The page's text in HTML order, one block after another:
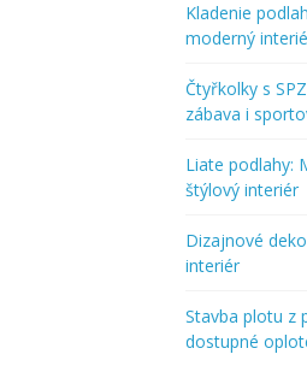
Kladenie
moderný
Čtyřkolky s
zábava i
Liate podlahy:
štýlový interiér
Dizajnové
interiér
Stavba plotu z
dostupné